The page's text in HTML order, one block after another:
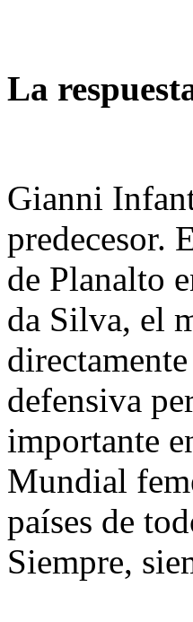
La
Gianni
predecesor.
de Planalto
da Silva, el
defensiva
importante
Mundial
países de
Siempre,